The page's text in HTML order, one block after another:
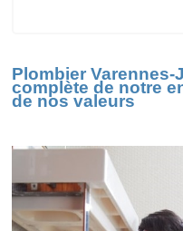
Plombier
complète de notre
de nos valeurs